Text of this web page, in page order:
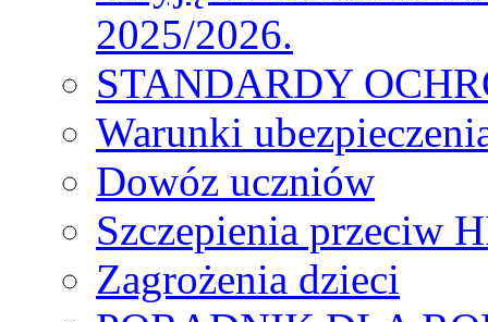
2025/2026.
STANDARDY
Warunki
Dowóz uczniów
Szczepienia przeciw
Zagrożenia dzieci